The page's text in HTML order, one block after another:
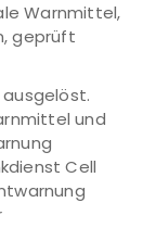
Warnmittel,
geprüft
ausgelöst.
und
Cell